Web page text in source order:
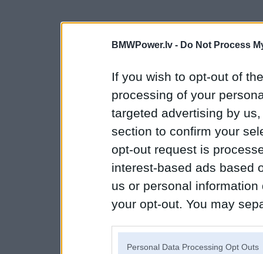
BMWPower.lv - Do Not Process
If you wish to opt-out of
processing of your
targeted advertising by
section to confirm your
opt-out request is
interest-based ads based
us or personal
your opt-out. You may
Personal Data Processing Opt Outs